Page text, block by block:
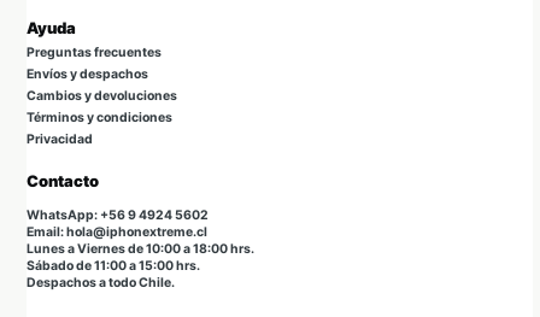
Ayuda
Preguntas frecuentes
Envíos y despachos
Cambios y devoluciones
Términos y condiciones
Privacidad
Contacto
WhatsApp: +56 9 4924 5602
Email: hola@iphonextreme.cl
Lunes a Viernes de 10:00 a 18:00 hrs.
Sábado de 11:00 a 15:00 hrs.
Despachos a todo Chile.